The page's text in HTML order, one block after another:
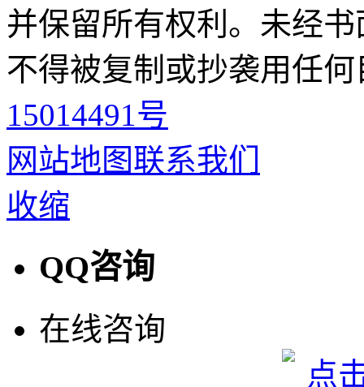
并保留所有权利。未经
不得被复制或抄袭用任
15014491号
网站地图联系我们
收缩
QQ咨询
在线咨询